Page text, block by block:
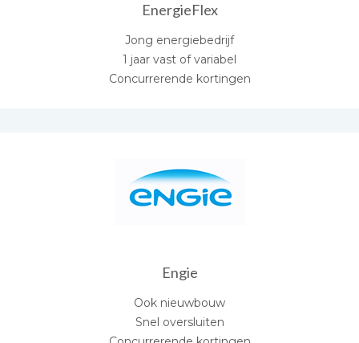
EnergieFlex
Jong energiebedrijf
1 jaar vast of variabel
Concurrerende kortingen
Engie
Ook nieuwbouw
Snel oversluiten